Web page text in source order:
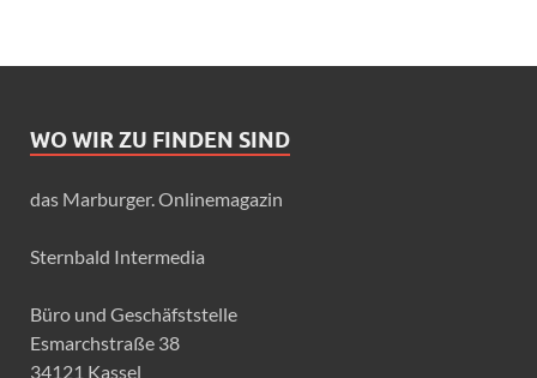
WO WIR ZU FINDEN SIND
das Marburger. Onlinemagazin
Sternbald Intermedia
Büro und Geschäfststelle
Esmarchstraße 38
34121 Kassel